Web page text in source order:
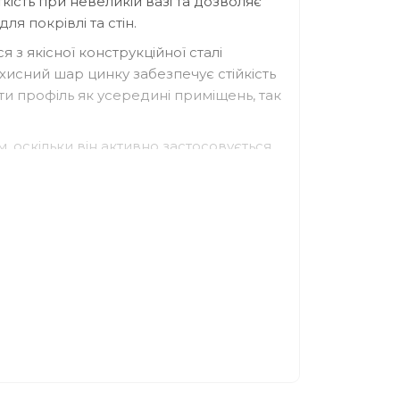
покрівлі та стін.
якісної конструкційної сталі
шар цинку забезпечує стійкість
профіль як усередині приміщень, так
він активно застосовується
профнастилу, сендвіч-